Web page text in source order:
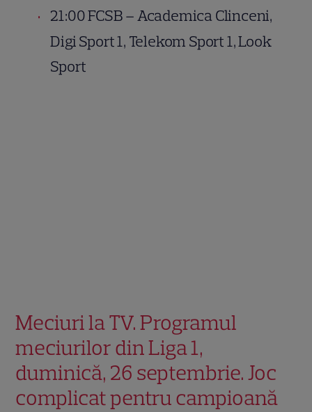
21:00 FCSB – Academica Clinceni,
Digi Sport 1, Telekom Sport 1, Look
Sport
Meciuri la TV. Programul
meciurilor din Liga 1,
duminică, 26 septembrie. Joc
complicat pentru campioană